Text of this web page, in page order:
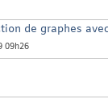
de graphes
09h26